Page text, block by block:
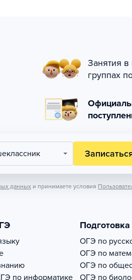
Занятия
группах
данных и принимаете условия
по информатике
ОГЭ по
ОГЭ по
ОГЭ по
ОГЭ по